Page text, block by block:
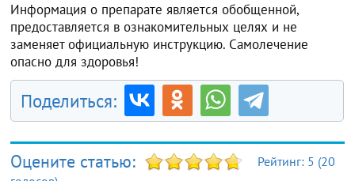
Информация о препарате является обобщенной,
предоставляется в ознакомительных целях и не
заменяет официальную инструкцию. Самолечение
опасно для здоровья!
Поделиться:
Оцените статью: Рейтинг: 5 (20